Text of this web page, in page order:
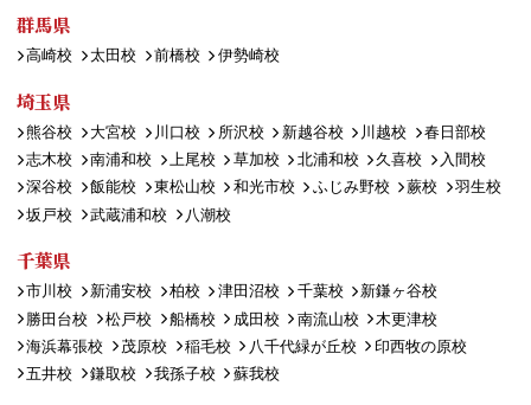
群馬県
高崎校 太田校 前橋校 伊勢崎校
埼玉県
熊谷校 大宮校 川口校 所沢校 新越谷校 川越校
春日部校
志木校
南浦和校 上尾校 草加校 北浦和校 久喜校
入間校
深谷校
飯能校 東松山校 和光市校 ふじみ野校 蕨校
羽生校
坂戸校
武蔵浦和校 八潮校
千葉県
市川校 新浦安校 柏校 津田沼校 千葉校
新鎌ヶ谷校
勝田台校
松戸校 船橋校 成田校 南流山校
木更津校
海浜幕張校
茂原校 稲毛校 八千代緑が丘校
印西牧の原校
五井校
鎌取校 我孫子校 蘇我校